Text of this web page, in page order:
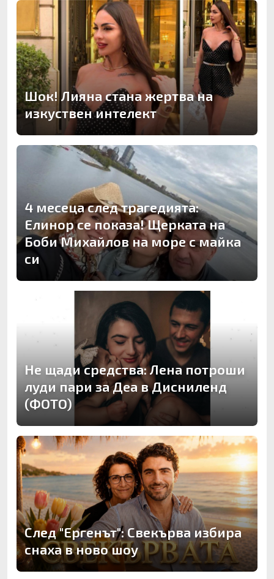
Шок! Лияна стана жертва на
изкуствен интелект
4 месеца след трагедията:
Елинор се показа! Щерката на
Боби Михайлов на море с майка
си
Не щади средства: Лена потроши
луди пари за Деа в Дисниленд
(ФОТО)
След "Ергенът": Свекърва избира
снаха в ново шоу